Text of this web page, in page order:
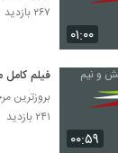
۰۱:۰۰
۲۶۷ بازدید
۰۰:۵۹
فیلم
بروزترین
۲۴۱ بازدید